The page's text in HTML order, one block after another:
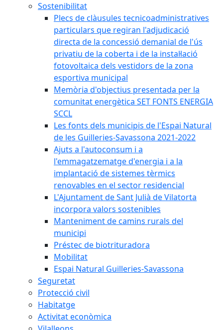
Sostenibilitat
Plecs de clàusules tecnicoadministratives
particulars que regiran l'adjudicació
directa de la concessió demanial de l'ús
privatiu de la coberta i de la instal·lació
fotovoltaica dels vestidors de la zona
esportiva municipal
Memòria d'objectius presentada per la
comunitat energètica SET FONTS ENERGIA
SCCL
Les fonts dels municipis de l'Espai Natural
de les Guilleries-Savassona 2021-2022
Ajuts a l'autoconsum i a
l'emmagatzematge d'energia i a la
implantació de sistemes tèrmics
renovables en el sector residencial
L'Ajuntament de Sant Julià de Vilatorta
incorpora valors sostenibles
Manteniment de camins rurals del
municipi
Préstec de biotrituradora
Mobilitat
Espai Natural Guilleries-Savassona
Seguretat
Protecció civil
Habitatge
Activitat econòmica